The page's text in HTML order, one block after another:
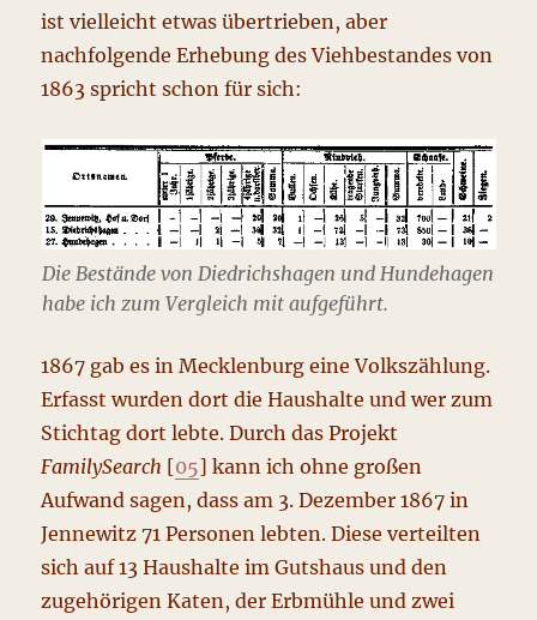
ist vielleicht etwas übertrieben, aber
nachfolgende Erhebung des Viehbestandes von
1863 spricht schon für sich:
Die Bestände von Diedrichshagen und Hundehagen
habe ich zum Vergleich mit aufgeführt.
1867 gab es in Mecklenburg eine Volkszählung.
Erfasst wurden dort die Haushalte und wer zum
Stichtag dort lebte. Durch das Projekt
FamilySearch [05] kann ich ohne großen
Aufwand sagen, dass am 3. Dezember 1867 in
Jennewitz 71 Personen lebten. Diese verteilten
sich auf 13 Haushalte im Gutshaus und den
zugehörigen Katen, der Erbmühle und zwei